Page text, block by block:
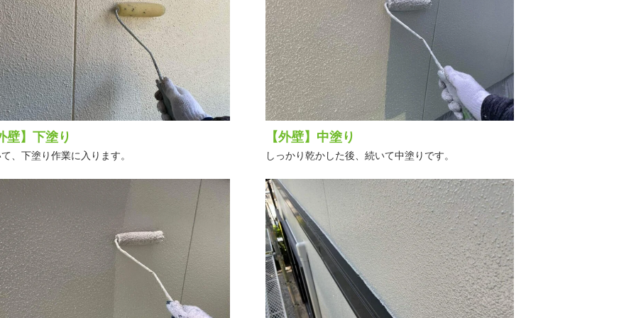
壁】下塗り
、下塗り作業に入ります。
【外壁】中塗り
しっかり乾かした後、続いて中塗りです。